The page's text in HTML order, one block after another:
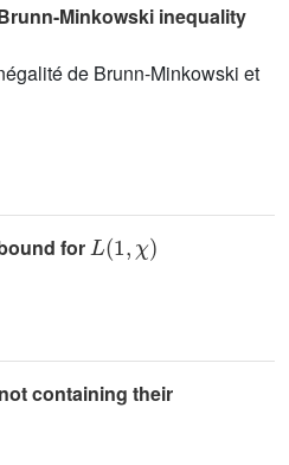
Minkowski inequality
de Brunn-Minkowski et
for
1 )
containing their